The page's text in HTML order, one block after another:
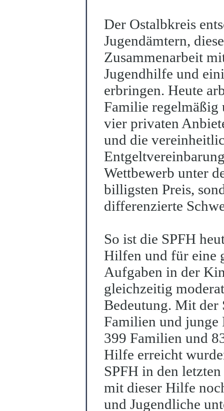
Der Ostalbkreis
Jugendämtern,
Zusammenarbeit
Jugendhilfe und
erbringen. Heute
Familie
vier privaten
und die ver
Wettbewerb unter
billigsten Preis,
differenzierte
So ist die SPFH
Hilfen und für eine
Aufgaben in der
gleichzeitig
Bedeutung. Mit der
Familien und junge
399 Familien und
Hilfe erreicht
SPFH in den
mit dieser Hilfe
und Jugendliche